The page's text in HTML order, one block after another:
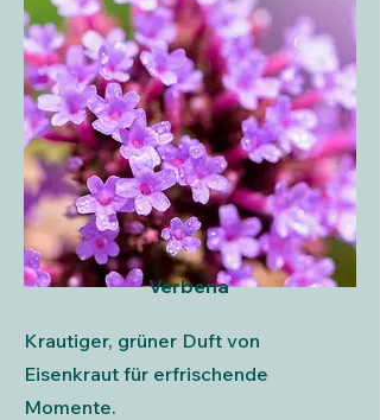
Verbena
Krautiger, grüner Duft von
Eisenkraut für erfrischende
Momente.